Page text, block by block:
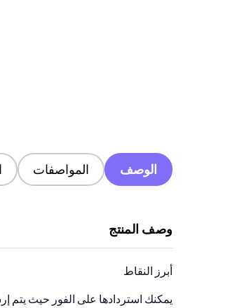
الوصف المواصفات
وصف المنتج
أبرز النقاط
يمكنك استردادها على الفور حيث يتم